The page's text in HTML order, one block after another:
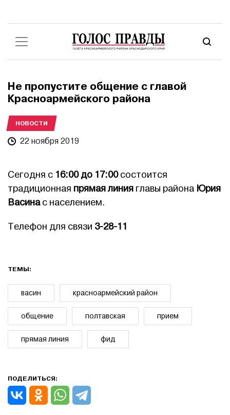
Не пропустите общение с главой
Красноармейского района
НОВОСТИ
22 ноября 2019
Сегодня с 16:00 до 17:00состоится
традиционная прямая линия главы района Юрия
Васинас населением.
Телефон для связи 3-28-11
ТЕМЫ:
васин красноармейский район
общение полтавская прием
прямая линия фид
ПОДЕЛИТЬСЯ: